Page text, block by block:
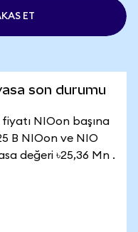
ET
son durumu
NIOon başına
B NIOon ve NIO
değeri ৳25,36 Mn .